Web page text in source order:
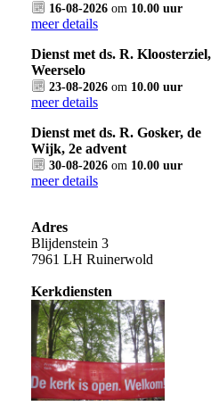
16-08-2026 om 10.00 uur
meer details
Dienst met ds. R. Kloosterziel,
Weerselo
23-08-2026 om 10.00 uur
meer details
Dienst met ds. R. Gosker, de
Wijk, 2e advent
30-08-2026 om 10.00 uur
meer details
Adres
Blijdenstein 3
7961 LH Ruinerwold
Kerkdiensten